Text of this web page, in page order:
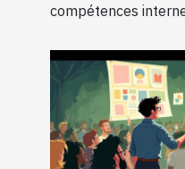
compétences